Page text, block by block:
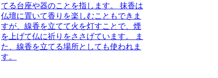
てる台座や器のことを指します。
抹香は
仏壇に置いて香りを楽しむこともできま
すが、線香を立てて火を灯すことで、煙
を上げて仏に祈りをささげています。 ま
た、線香を立てる場所としても使われま
す。